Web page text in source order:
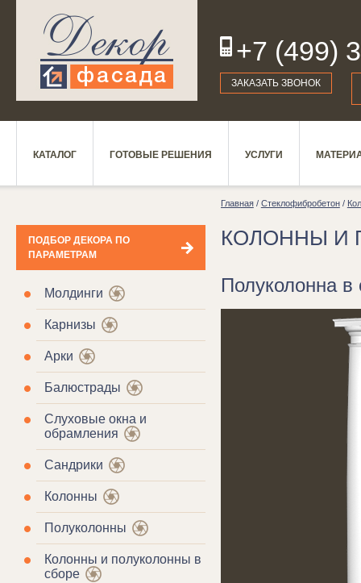
+7 (499)
19
ЗАКАЗАТЬ ЗВОНОК
КАТАЛОГ ГОТОВЫЕ РЕШЕНИЯ УСЛУГИ
ПОДБОР ДЕКОРА ПО
ПАРАМЕТРАМ
Молдинги
Карнизы
Арки
Балюстрады
Слуховые окна и
обрамления
Сандрики
Колонны
Полуколонны
Колонны и полуколонны в
сборе
Главная/ Стеклофибробетон/
КОЛОННЫ И
Полуколонна